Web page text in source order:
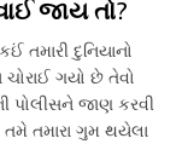
જાય તો?
તમારી દુનિયાનો
ગયો છે તેવો
પોલીસને જાણ કરવી
તમે તમારા ગુમ થયેલા